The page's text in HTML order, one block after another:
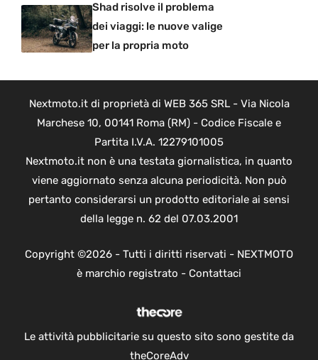
Shad risolve il problema
dei viaggi: le nuove valige
per la propria moto
Nextmoto.it di proprietà di WEB 365 SRL - Via Nicola
Marchese 10, 00141 Roma (RM) - Codice Fiscale e
Partita I.V.A. 12279101005
Nextmoto.it non è una testata giornalistica, in quanto
viene aggiornato senza alcuna periodicità. Non può
pertanto considerarsi un prodotto editoriale ai sensi
della legge n. 62 del 07.03.2001
Copyright ©2026 - Tutti i diritti riservati - NEXTMOTO
è marchio registrato - Contattaci
Le attività pubblicitarie su questo sito sono gestite da
theCoreAdv